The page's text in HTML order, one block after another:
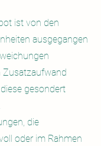
ist von den
ausgegangen
Zusatzaufwand
gesondert
die
oder im Rahmen